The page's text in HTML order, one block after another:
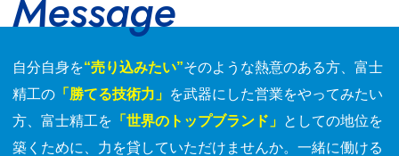
自分自身を“売り込みたい”そのような熱意のある方、富士
精工の 「勝てる技術力」 を武器にした営業をやってみたい
方、富士精工を 「世界のトップブランド」 としての地位を
築くために、力を貸していただけませんか。一緒に働ける